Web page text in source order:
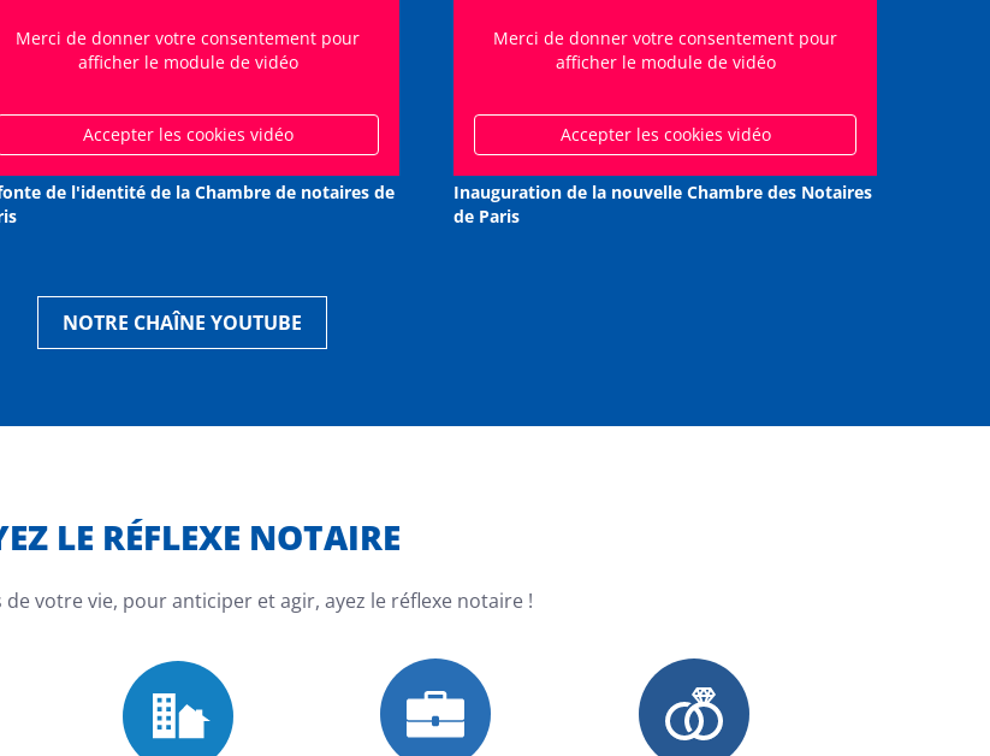
Merci de donner votre consentement pour
afficher le module de vidéo
Accepter les cookies vidéo
de l'identité de la Chambre de notaires de
Merci de donner votre consentement pour
afficher le module de vidéo
Accepter les cookies vidéo
Inauguration de la nouvelle Chambre des Notaires
de Paris
NOTRE CHAÎNE YOUTUBE
LE RÉFLEXE NOTAIRE
de votre vie, pour anticiper et agir, ayez le réflexe notaire !